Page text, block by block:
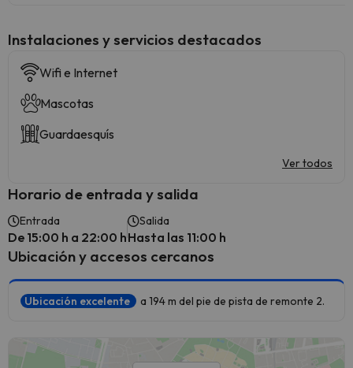
Instalaciones y servicios destacados
Wifi e Internet
Mascotas
Guardaesquís
Ver todos
Horario de entrada y salida
Entrada
De 15:00 h a 22:00 h
Salida
Hasta las 11:00 h
Ubicación y accesos cercanos
Ubicación excelente a 194 m del pie de pista de remonte 2.